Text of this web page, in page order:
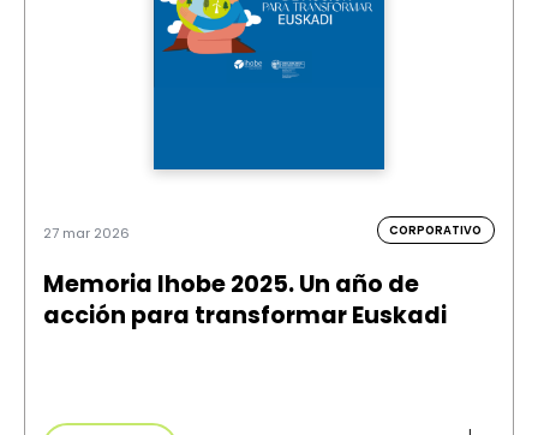
27 mar 2026 CORPORATIVO
Memoria Ihobe 2025. Un año de
acción para transformar Euskadi